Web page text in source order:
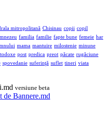
mitropolitană Chisinau copii copil
familia familie fapte bune femeie har
mama mantuire milostenie minune
post predica preot păcate rugăciune
spovedanie suferinţă suflet tineri viata
versiune beta